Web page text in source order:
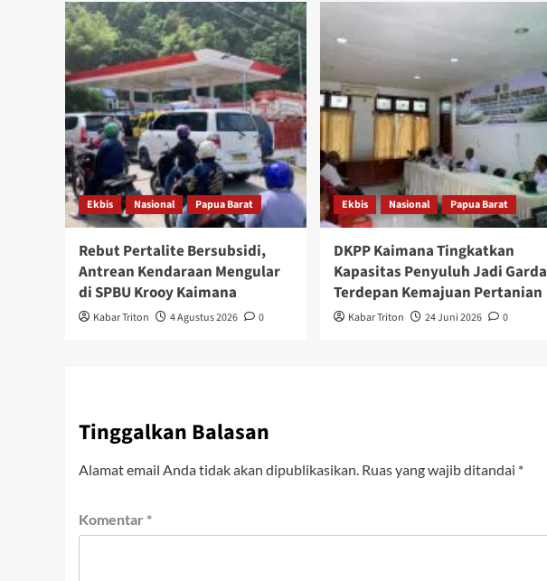
Ekbis Nasional Papua Barat
Rebut Pertalite Bersubsidi,
Antrean Kendaraan Mengular
di SPBU Krooy Kaimana
Kabar Triton 4 Agustus 2026 0
Ekbis Nasional Papua Barat
DKPP Kaimana Tingkatkan
Kapasitas Penyuluh Jadi Garda
Terdepan Kemajuan Pertanian
Kabar Triton 24 Juni 2026 0
Tinggalkan Balasan
Alamat email Anda tidak akan dipublikasikan. Ruas yang wajib ditandai *
Komentar *